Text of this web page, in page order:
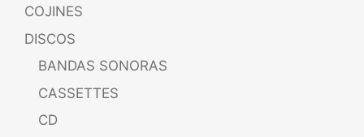
COJINES
DISCOS
BANDAS SONORAS
CASSETTES
CD